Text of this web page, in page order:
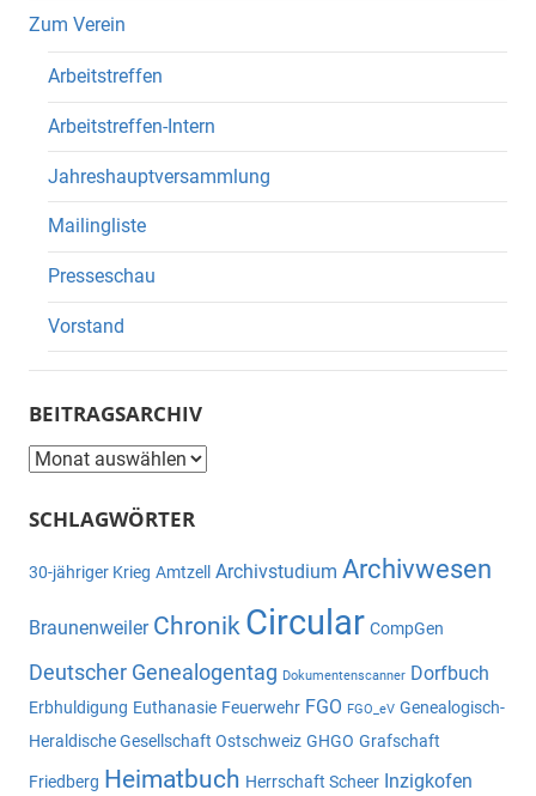
Zum Verein
Arbeitstreffen
Arbeitstreffen-Intern
Jahreshauptversammlung
Mailingliste
Presseschau
Vorstand
BEITRAGSARCHIV
Beitragsarchiv
SCHLAGWÖRTER
30-jähriger Krieg Amtzell Archivstudium Archivwesen
Braunenweiler Chronik Circular CompGen
Deutscher Genealogentag Dokumentenscanner Dorfbuch
Erbhuldigung Euthanasie Feuerwehr FGO FGO_eV Genealogisch-
Heraldische Gesellschaft Ostschweiz GHGO Grafschaft
Friedberg Heimatbuch Herrschaft Scheer Inzigkofen